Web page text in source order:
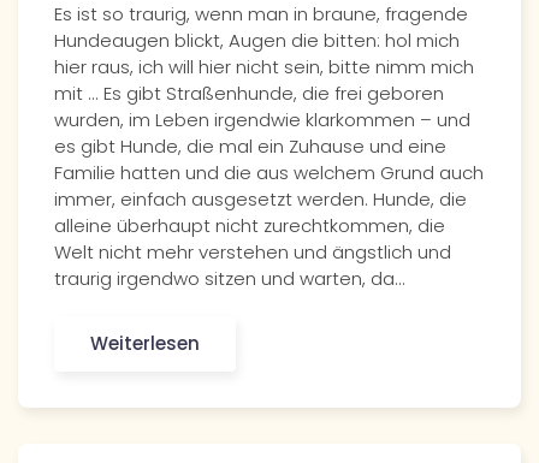
Es ist so traurig, wenn man in braune, fragende
Hundeaugen blickt, Augen die bitten: hol mich
hier raus, ich will hier nicht sein, bitte nimm mich
mit ... Es gibt Straßenhunde, die frei geboren
wurden, im Leben irgendwie klarkommen – und
es gibt Hunde, die mal ein Zuhause und eine
Familie hatten und die aus welchem Grund auch
immer, einfach ausgesetzt werden. Hunde, die
alleine überhaupt nicht zurechtkommen, die
Welt nicht mehr verstehen und ängstlich und
traurig irgendwo sitzen und warten, da…
Weiterlesen